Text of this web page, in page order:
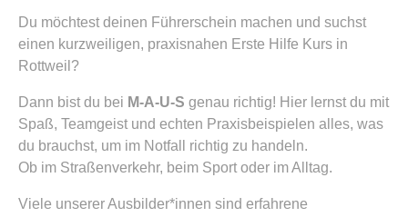
Du möchtest deinen Führerschein machen und suchst
einen kurzweiligen, praxisnahen Erste Hilfe Kurs in
Rottweil?
Dann bist du bei M-A-U-S genau richtig! Hier lernst du mit
Spaß, Teamgeist und echten Praxisbeispielen alles, was
du brauchst, um im Notfall richtig zu handeln.
Ob im Straßenverkehr, beim Sport oder im Alltag.
Viele unserer Ausbilder*innen sind erfahrene